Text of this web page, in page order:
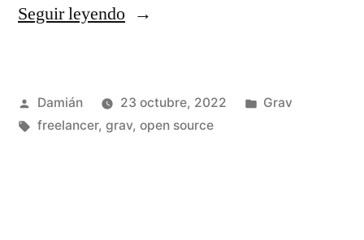
Seguir leyendo«Usar
wiki»
Publicado
por
Damián 23 octubre, 2022
Publicado
Grav
Etiquetas:
freelancer, grav, open source